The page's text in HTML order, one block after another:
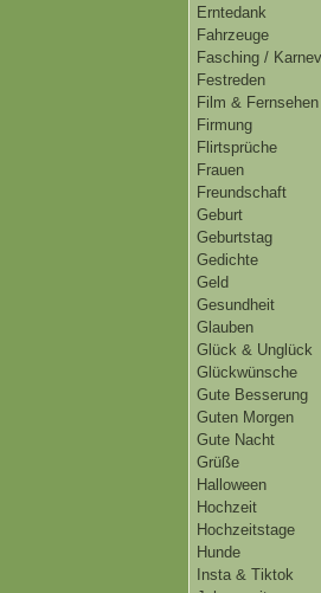
Erntedank
Fahrzeuge
Fasching /
Festreden
Film & Fernsehen
Firmung
Flirtsprüche
Frauen
Freundschaft
Geburt
Geburtstag
Gedichte
Geld
Gesundheit
Glauben
Glück & Unglück
Glückwünsche
Gute Besserung
Guten Morgen
Gute Nacht
Grüße
Halloween
Hochzeit
Hochzeitstage
Hunde
Insta & Tiktok